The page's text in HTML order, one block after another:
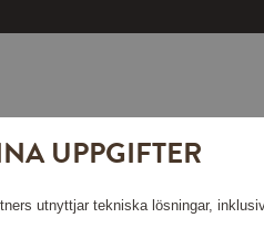
UPPGIFTER
utnyttjar tekniska lösningar,